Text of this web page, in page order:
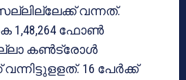
വന്നത്.
ഫോൺ
കൺട്രോൾ
16 പേർക്ക്